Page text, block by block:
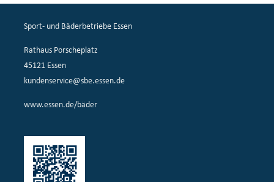
Sport- und Bäderbetriebe Essen
Rathaus Porscheplatz
45121 Essen
kundenservice@sbe.essen.de
www.essen.de/bäder